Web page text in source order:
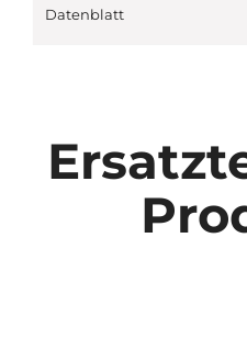
Datenblatt